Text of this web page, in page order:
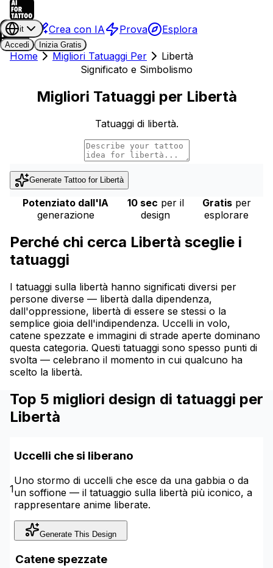
Crea con IA Prova Esplora
it
Accedi
Inizia Gratis
Home Migliori Tatuaggi Per
Libertà
Significato e Simbolismo
Migliori Tatuaggi per Libertà
Tatuaggi di libertà.
Generate Tattoo for Libertà
Potenziato dall'IA
generazione
10 sec per il
design
Gratis per
esplorare
Perché chi cerca Libertà sceglie i
tatuaggi
I tatuaggi sulla libertà hanno significati diversi per
persone diverse — libertà dalla dipendenza,
dall'oppressione, libertà di essere se stessi o la
semplice gioia dell'indipendenza. Uccelli in volo,
catene spezzate e immagini di strade aperte dominano
questa categoria. Questi tatuaggi sono spesso punti di
svolta — celebrano il momento in cui qualcuno ha
scelto la libertà.
Top 5 migliori design di tatuaggi per
Libertà
1
Uccelli che si liberano
Uno stormo di uccelli che esce da una gabbia o da
un soffione — il tatuaggio sulla libertà più iconico, a
rappresentare anime liberate.
Generate This Design
Catene spezzate